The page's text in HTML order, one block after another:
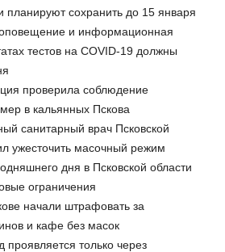
планируют сохранить до 15 января
и информационная
тестов на COVID-19 должны
проверила соблюдение
в кальянных Пскова
санитарный врач Псковской
ужесточить масочный режим
дня в Псковской области
ограничения
начали штрафовать за
и кафе без масок
проявляется только через